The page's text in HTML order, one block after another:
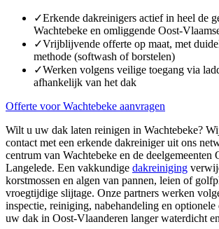
✓Erkende dakreinigers actief in heel de
Wachtebeke en omliggende Oost-
✓Vrijblijvende offerte op maat, met
methode (softwash of borstelen)
✓Werken volgens veilige toegang via
afhankelijk van het dak
Offerte voor Wachtebeke aanvragen
Wilt u uw dak laten reinigen in Wachtebeke?
contact met een erkende dakreiniger uit ons
centrum van Wachtebeke en de deelgemeenten
Langelede. Een vakkundige dakreiniging
korstmossen en algen van pannen, leien of
vroegtijdige slijtage. Onze partners werken
inspectie, reiniging, nabehandeling en
uw dak in Oost-Vlaanderen langer waterdicht